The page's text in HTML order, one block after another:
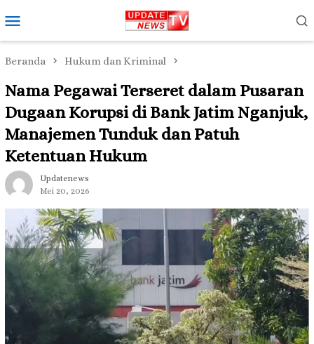
ke
Mobile
Beranda Hukum dan Kriminal
Nama Pegawai Terseret dalam Pusaran
Dugaan Korupsi di Bank Jatim Nganjuk,
Manajemen Tunduk dan Patuh
Ketentuan Hukum
Updatenews
Mei 20, 2026